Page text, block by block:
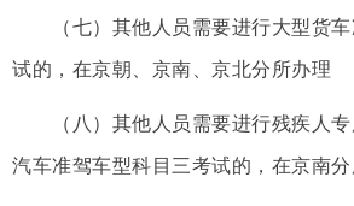
（七）其他人员需要进行大型货车
试的，在京朝、京南、京北分所办理
（八）其他人员需要进行残疾人专
汽车准驾车型科目三考试的，在京南分